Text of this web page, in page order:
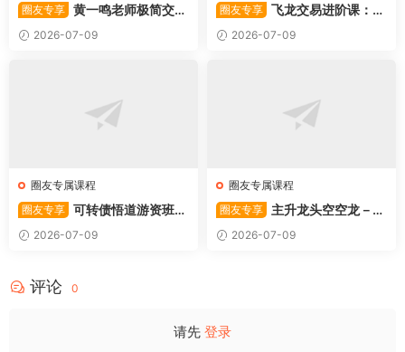
圈友专享 黄一鸣老师极简交易
系统2026-07-09
圈友专享 飞龙交易进阶课：共
振战法
2026-07-09
圈友专属课程
圈友专享 可转债悟道游资班出
奇系列悟道系列守正系列课程-
卓妍
2026-07-09
圈友专属课程
圈友专享
主升龙头空空龙－竞
价抢筹盘口的量化公式与十几
年的体系干货，全篇2026061
2026-07-09
评论 0
请先 登录